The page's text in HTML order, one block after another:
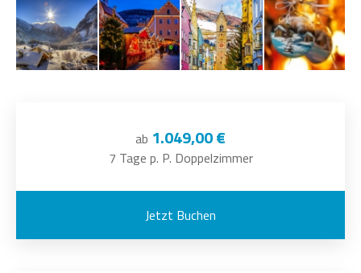
ab 1.049,00 €
7 Tage p. P. Doppelzimmer
Jetzt Buchen